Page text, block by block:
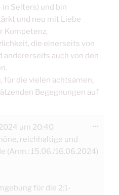
in Selters) und bin
und neu mit Liebe
Kompetenz,
die einerseits von
andererseits auch von den
für die vielen achtsamen,
Begegnungen auf
um 20:40
reichhaltige und
(Anm.: 15.06./16.06.2024)
für die 2:1-
...